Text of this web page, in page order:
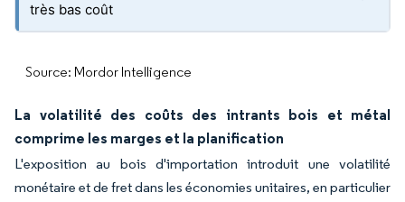
très bas coût
Source: Mordor Intelligence
La volatilité des coûts des intrants bois et métal
comprime les marges et la planification
L'exposition au bois d'importation introduit une volatilité
monétaire et de fret dans les économies unitaires, en particulier